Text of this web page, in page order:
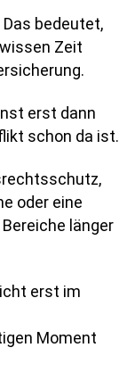
bedeutet,
Zeit
erst dann
schon da ist.
oder eine
länger
erst im
Moment